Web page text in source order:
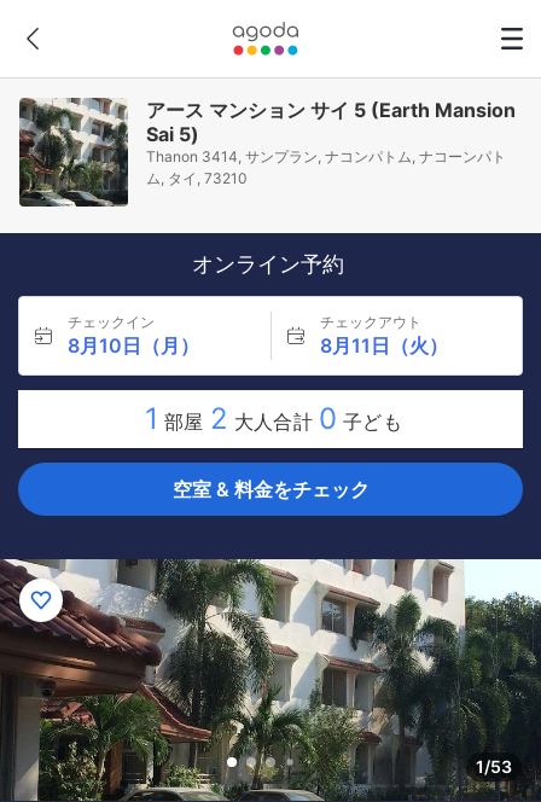
アース マンション サイ 5 (Earth Mansion
Sai 5)
Thanon 3414, サンプラン, ナコンパトム, ナコーンパト
ム, タイ, 73210
オンライン予約
チェックイン
8月10日（月）
チェックアウト
8月11日（火）
1 部屋 2 大人合計 0 子ども
空室 & 料金をチェック
1/53